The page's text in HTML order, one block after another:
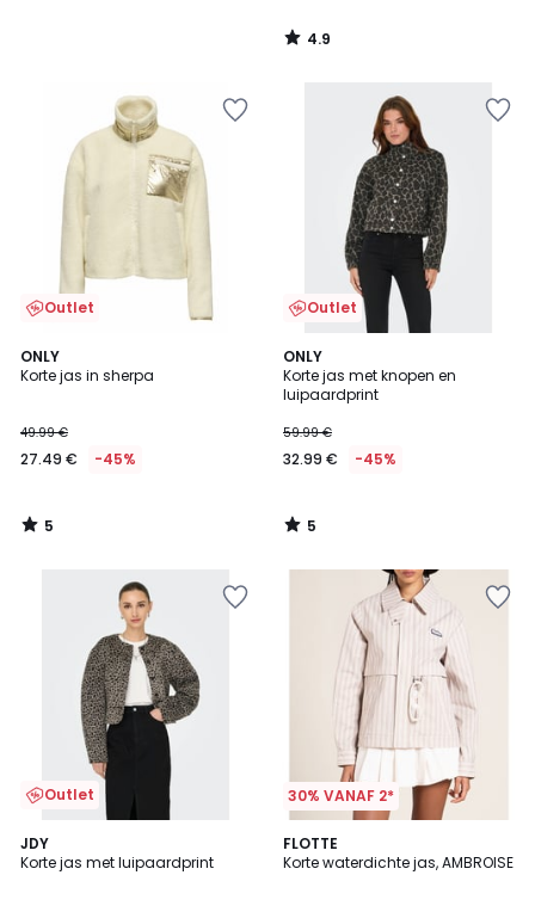
4.9
/
Outlet
ONLY
Korte jas in sherpa
49.99 €
27.49 € -45%
5
/
5
/
Outlet
ONLY
Korte jas met knopen en
luipaardprint
59.99 €
32.99 € -45%
5
/
5
5
/
Outlet
JDY
Korte jas met luipaardprint
5
/
30% VANAF 2*
FLOTTE
Korte waterdichte jas, AMBROISE
2
Kleuren